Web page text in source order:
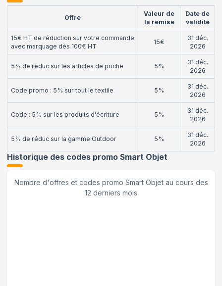
Offre
Valeur de
la remise
Date de
validité
15€ HT de réduction sur votre commande
avec marquage dès 100€ HT
15€
31 déc.
2026
5% de reduc sur les articles de poche 5%
31 déc.
2026
Code promo : 5% sur tout le textile 5%
31 déc.
2026
Code : 5% sur les produits d'écriture 5%
31 déc.
2026
5% de réduc sur la gamme Outdoor 5%
31 déc.
2026
Historique des codes promo Smart Objet
Nombre d'offres et codes promo Smart Objetau cours des
12 derniers mois